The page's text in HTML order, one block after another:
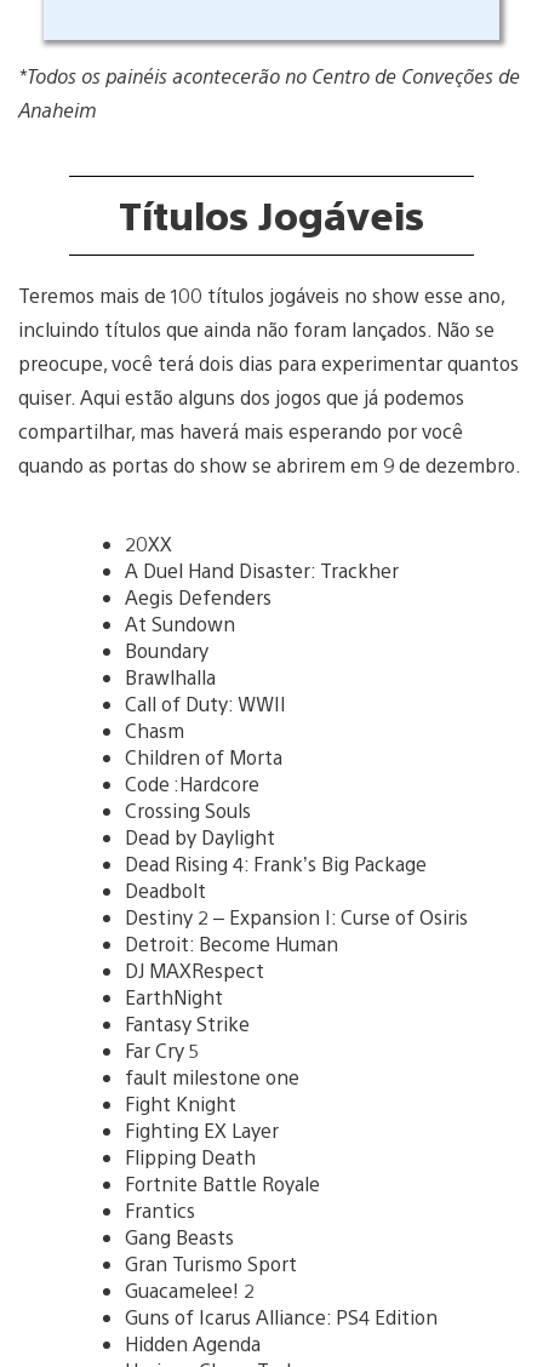
*Todos os painéis acontecerão no Centro de Conveções de
Anaheim
Títulos Jogáveis
Teremos mais de 100 títulos jogáveis no show esse ano,
incluindo títulos que ainda não foram lançados. Não se
preocupe, você terá dois dias para experimentar quantos
quiser. Aqui estão alguns dos jogos que já podemos
compartilhar, mas haverá mais esperando por você
quando as portas do show se abrirem em 9 de dezembro.
20XX
A Duel Hand Disaster: Trackher
Aegis Defenders
At Sundown
Boundary
Brawlhalla
Call of Duty: WWII
Chasm
Children of Morta
Code :Hardcore
Crossing Souls
Dead by Daylight
Dead Rising 4: Frank’s Big Package
Deadbolt
Destiny 2 – Expansion I: Curse of Osiris
Detroit: Become Human
DJ MAXRespect
EarthNight
Fantasy Strike
Far Cry 5
fault milestone one
Fight Knight
Fighting EX Layer
Flipping Death
Fortnite Battle Royale
Frantics
Gang Beasts
Gran Turismo Sport
Guacamelee! 2
Guns of Icarus Alliance: PS4 Edition
Hidden Agenda